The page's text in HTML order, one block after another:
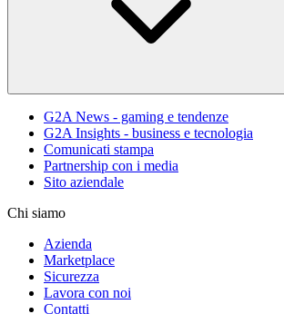
G2A News - gaming e tendenze
G2A Insights - business e tecnologia
Comunicati stampa
Partnership con i media
Sito aziendale
Chi siamo
Azienda
Marketplace
Sicurezza
Lavora con noi
Contatti